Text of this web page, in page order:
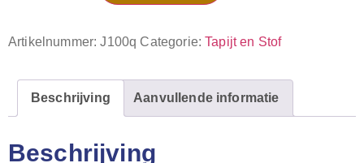
Artikelnummer:J100q Categorie:Tapijt en Stof
Beschrijving Aanvullende informatie
Beschrijving